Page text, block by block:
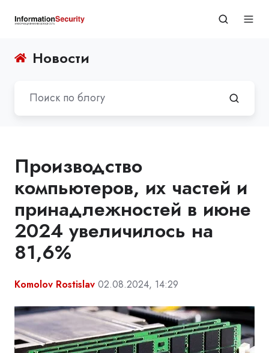
Новости
Производство
компьютеров, их частей и
принадлежностей в июне
2024 увеличилось на
81,6%
Komolov Rostislav 02.08.2024, 14:29